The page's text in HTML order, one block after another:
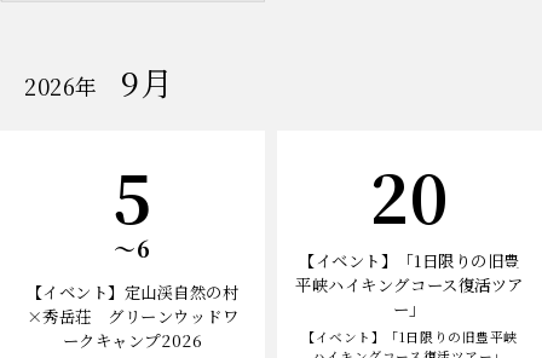
2026年 9月
5
〜6
【イベント】定山渓自然の村
×秀岳荘 グリーンウッドワ
ークキャンプ2026
20
【イベント】「1日限りの旧豊
平峡ハイキングコース復活ツア
ー」
【イベント】「1日限りの旧豊平峡